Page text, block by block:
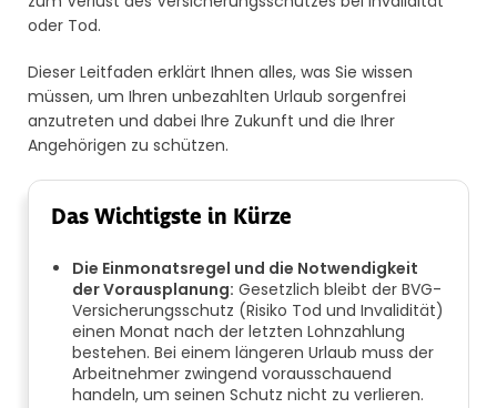
oder Tod.
Dieser Leitfaden erklärt Ihnen alles, was Sie wissen
müssen, um Ihren unbezahlten Urlaub sorgenfrei
anzutreten und dabei Ihre Zukunft und die Ihrer
Angehörigen zu schützen.
Das Wichtigste in Kürze
Die Einmonatsregel und die Notwendigkeit
der Vorausplanung: Gesetzlich bleibt der BVG-
Versicherungsschutz (Risiko Tod und Invalidität)
einen Monat nach der letzten Lohnzahlung
bestehen. Bei einem längeren Urlaub muss der
Arbeitnehmer zwingend vorausschauend
handeln, um seinen Schutz nicht zu verlieren.